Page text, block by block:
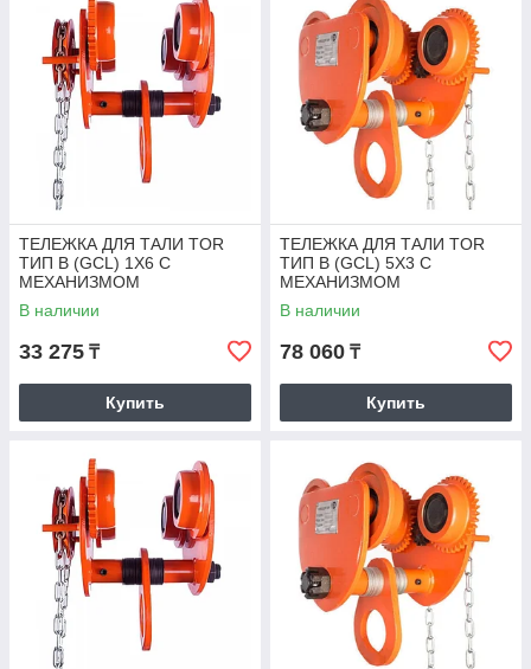
ТЕЛЕЖКА ДЛЯ ТАЛИ TOR
ТИП В (GCL) 1Х6 С
МЕХАНИЗМОМ
ПЕРЕДВИЖЕНИЯ
В наличии
33 275 ₸
Купить
ТЕЛЕЖКА ДЛЯ ТАЛИ TOR
ТИП В (GCL) 5Х3 С
МЕХАНИЗМОМ
ПЕРЕДВИЖЕНИЯ
В наличии
78 060 ₸
Купить